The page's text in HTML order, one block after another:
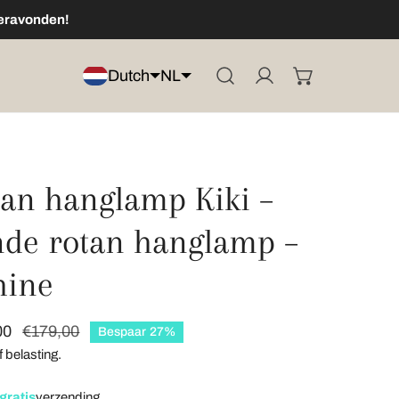
rotan
Dutch NL
Log in
hanglamp Kiki –
rotan hanglamp –
€179,00 Bespaar 27%
belasting.